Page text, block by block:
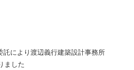
により渡辺義行建築設計事務所
ました